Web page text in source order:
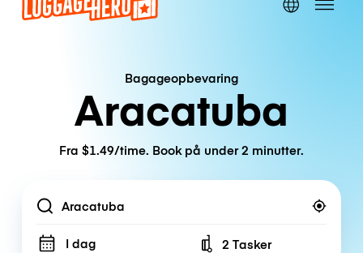
Bagageopbevaring
Aracatuba
Fra $1.49/time. Book på under 2 minutter.
Location
I dag Number of bags
2 Tasker